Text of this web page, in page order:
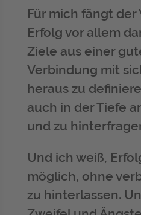
Für mich fängt der
Erfolg vor allem
Ziele aus einer
Verbindung mit
heraus zu
auch in der Tiefe
und zu
Und ich weiß,
möglich, ohne
zu hinterlassen.